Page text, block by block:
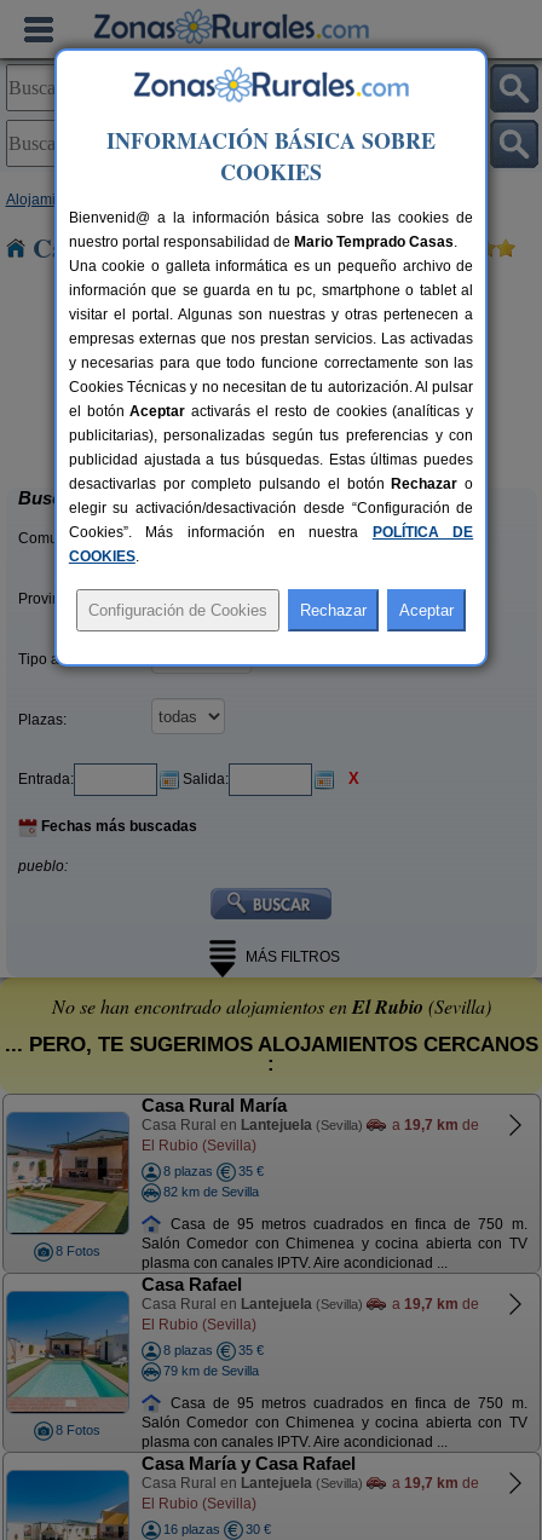
Alojamientos
Casas Rurales cerca de El Rubio
36+6 pers.
desde16 €
Casas Rurales La Colina
Las Navas de La Concepción (Sevilla)
Buscar
Comunidades:
Provincias/Islas:
Tipo alquiler:
Plazas:
Entrada: Salida: X
Fechas más buscadas
pueblo:
MÁS FILTROS
No se han encontrado alojamientos enEl Rubio (Sevilla)
... PERO, TE SUGERIMOS ALOJAMIENTOS CERCANOS
:
8 Fotos
Casa Rural María
Casa Rural en Lantejuela (Sevilla) a 19,7 km de
El Rubio (Sevilla)
8 plazas
35 €
82 km de Sevilla
Casa de 95 metros cuadrados en finca de 750 m.
Salón Comedor con Chimenea y cocina abierta con TV
plasma con canales IPTV. Aire acondicionad ...
8 Fotos
Casa Rafael
Casa Rural en Lantejuela (Sevilla) a 19,7 km de
El Rubio (Sevilla)
8 plazas
35 €
79 km de Sevilla
Casa de 95 metros cuadrados en finca de 750 m.
Salón Comedor con Chimenea y cocina abierta con TV
plasma con canales IPTV. Aire acondicionad ...
Casa María y Casa Rafael
Casa Rural en Lantejuela (Sevilla) a 19,7 km de
El Rubio (Sevilla)
16 plazas
30 €
INFORMACIÓN BÁSICA SOBRE
COOKIES
Bienvenid@ a la información básica sobre las cookies de
nuestro portal responsabilidad de Mario Temprado Casas.
Una cookie o galleta informática es un pequeño archivo de
información que se guarda en tu pc, smartphone o tablet al
visitar el portal. Algunas son nuestras y otras pertenecen a
empresas externas que nos prestan servicios. Las activadas
y necesarias para que todo funcione correctamente son las
Cookies Técnicas y no necesitan de tu autorización. Al pulsar
el botónAceptar activarás el resto de cookies (analíticas y
publicitarias), personalizadas según tus preferencias y con
publicidad ajustada a tus búsquedas. Estas últimas puedes
desactivarlas por completo pulsando el botón Rechazar o
elegir su activación/desactivación desde “Configuración de
Cookies”. Más información en nuestra
POLÍTICA DE
COOKIES.